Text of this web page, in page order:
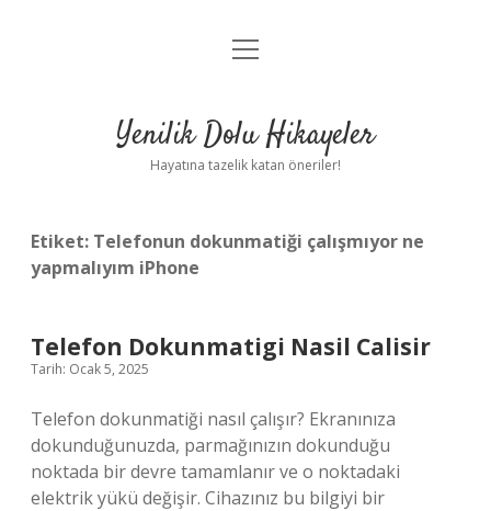
Anasayfa
Yasal Uyarı
menüyü
Yenilik Dolu Hikayeler
Hayatına tazelik katan öneriler!
Etiket: Telefonun dokunmatiği çalışmıyor ne
yapmalıyım iPhone
Telefon Dokunmatigi Nasil Calisir
Tarih: Ocak 5, 2025
Telefon dokunmatiği nasıl çalışır? Ekranınıza
dokunduğunuzda, parmağınızın dokunduğu
noktada bir devre tamamlanır ve o noktadaki
elektrik yükü değişir. Cihazınız bu bilgiyi bir